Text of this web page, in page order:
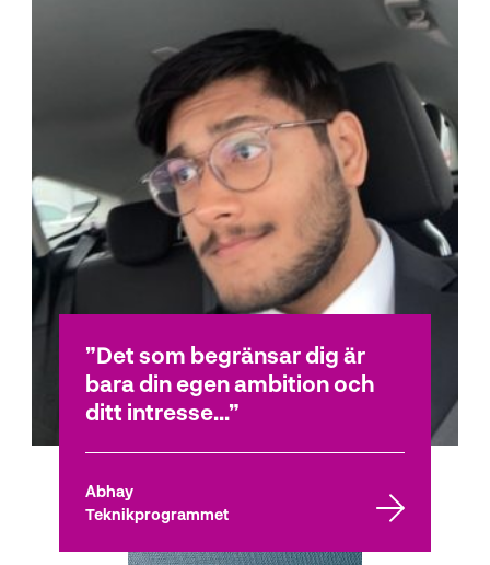
Det som begränsar dig är
bara din egen ambition och
ditt intresse...
Abhay
Teknikprogrammet